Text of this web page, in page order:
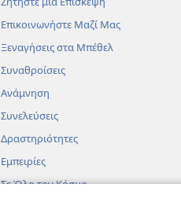
Επικοινωνήστε Μαζί Μας
Ξεναγήσεις στα Μπέθελ
Συναθροίσεις
Ανάμνηση
Συνελεύσεις
Δραστηριότητες
Εμπειρίες
Σε Όλο τον Κόσμο